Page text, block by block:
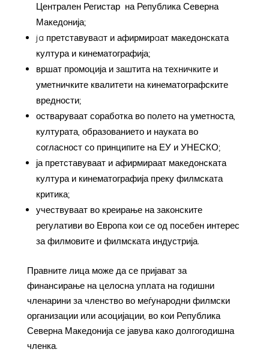
Централен Регистар на Република Северна
Македонија;
ja претставуваaт и афирмирaат македонската
култура и кинематографија;
вршат промоција и заштита на техничките и
уметничките квалитети на кинематографските
вредности;
остваруваат соработка во полето на уметноста,
културата, образованието и науката во
согласност со принципите на ЕУ и УНЕСКО;
ја претставуваат и афирмираат македонската
култура и кинематографија преку филмската
критика;
учествуваат во креирање на законските
регулативи во Европа кои се од посебен интерес
за филмовите и филмската индустрија.
Правните лица може да се пријават за
финансирање на целосна уплата на годишни
членарини за членство во меѓународни филмски
организации или асоцијации, во кои Република
Северна Македонија се јавува како долгогодишна
членка.